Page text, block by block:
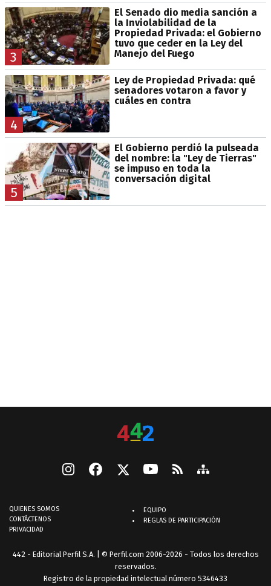
3
El Senado dio media sanción a
la Inviolabilidad de la
Propiedad Privada: el Gobierno
tuvo que ceder en la Ley del
Manejo del Fuego
4
Ley de Propiedad Privada: qué
senadores votaron a favor y
cuáles en contra
5
El Gobierno perdió la pulseada
del nombre: la "Ley de Tierras"
se impuso en toda la
conversación digital
QUIENES SOMOS
CONTÁCTENOS
PRIVACIDAD
EQUIPO
REGLAS DE PARTICIPACIÓN
442 - Editorial Perfil S.A. | © Perfil.com 2006-2026 - Todos los derechos
reservados.
Registro de la propiedad intelectual número 5346433